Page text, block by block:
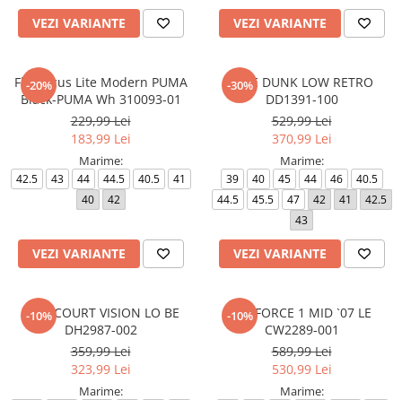
VEZI VARIANTE VEZI VARIANTE
-20%
FlexFocus Lite Modern PUMA
Black-PUMA Wh 310093-01
229,99 Lei
183,99 Lei
Marime:
42.5 43 44 44.5 40.5
41
40
42
VEZI VARIANTE
-30%
NIKE DUNK LOW RETRO
DD1391-100
529,99 Lei
370,99 Lei
Marime:
39 40 45 44 46
40.5
44.5
45.5 47 42 41
42.5
43
VEZI VARIANTE
-10%
NIKE COURT VISION LO BE
DH2987-002
359,99 Lei
323,99 Lei
Marime:
-10%
AIR FORCE 1 MID `07 LE
CW2289-001
589,99 Lei
530,99 Lei
Marime: